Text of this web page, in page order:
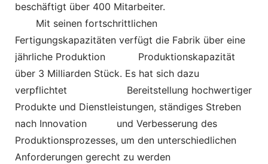
beschäftigt über 400 Mitarbeiter.
Mit seinen fortschrittlichen
Fertigungskapazitäten verfügt die Fabrik über eine
jährliche Produktion
Produktionskapazität
über 3 Milliarden Stück. Es hat sich dazu
verpflichtet
Bereitstellung hochwertiger
Produkte und Dienstleistungen, ständiges Streben
nach Innovation und Verbesserung des
Produktionsprozesses, um den unterschiedlichen
Anforderungen gerecht zu werden